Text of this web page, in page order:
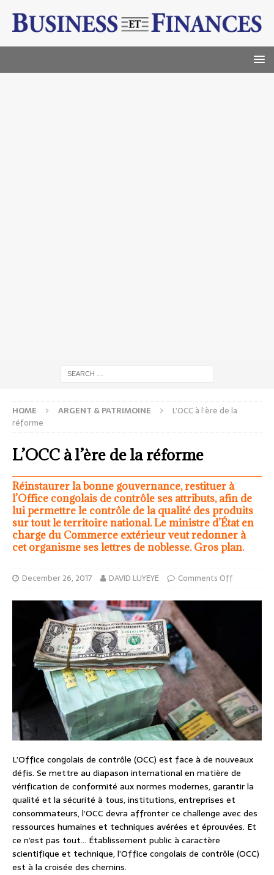
HOME ARGENT & PATRIMOINE
L’OCC à l’ère de la
réforme
L’OCC à l’ère de la réforme
Réinstaurer la bonne gouvernance, restituer à
l’Office congolais de contrôle ses attributs, afin de
lui permettre le contrôle de la qualité des produits
sur tout le territoire national. Le ministre d’État en
charge du Commerce extérieur veut redonner à
cet organisme ses lettres de noblesse. Gros plan.
December 26, 2017 DAVID LUYEYE Comments Off
L’Office congolais de contrôle (OCC) est face à de nouveaux
défis. Se mettre au diapason international en matière de
vérification de conformité aux normes modernes, garantir la
qualité et la sécurité à tous, institutions, entreprises et
consommateurs, l’OCC devra affronter ce challenge avec des
ressources humaines et techniques avérées et éprouvées. Et
ce n’est pas tout… Établissement public à caractère
scientifique et technique, l’Office congolais de contrôle (OCC)
est à la croisée des chemins.